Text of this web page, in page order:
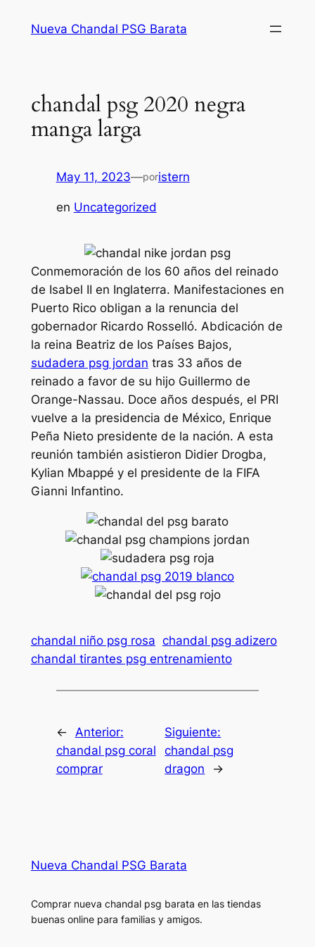
Nueva Chandal PSG Barata
chandal psg 2020 negra
manga larga
May 11, 2023—poristern
en Uncategorized
Conmemoración de los 60 años del reinado
de Isabel II en Inglaterra. Manifestaciones en
Puerto Rico obligan a la renuncia del
gobernador Ricardo Rosselló. Abdicación de
la reina Beatriz de los Países Bajos,
sudadera psg jordan tras 33 años de
reinado a favor de su hijo Guillermo de
Orange-Nassau. Doce años después, el PRI
vuelve a la presidencia de México, Enrique
Peña Nieto presidente de la nación. A esta
reunión también asistieron Didier Drogba,
Kylian Mbappé y el presidente de la FIFA
Gianni Infantino.
chandal niño psg rosa chandal psg adizero
chandal tirantes psg entrenamiento
←
Anterior:
chandal psg coral
comprar
Siguiente:
chandal psg
dragon
→
Nueva Chandal PSG Barata
Comprar nueva chandal psg barata en las tiendas
buenas online para familias y amigos.